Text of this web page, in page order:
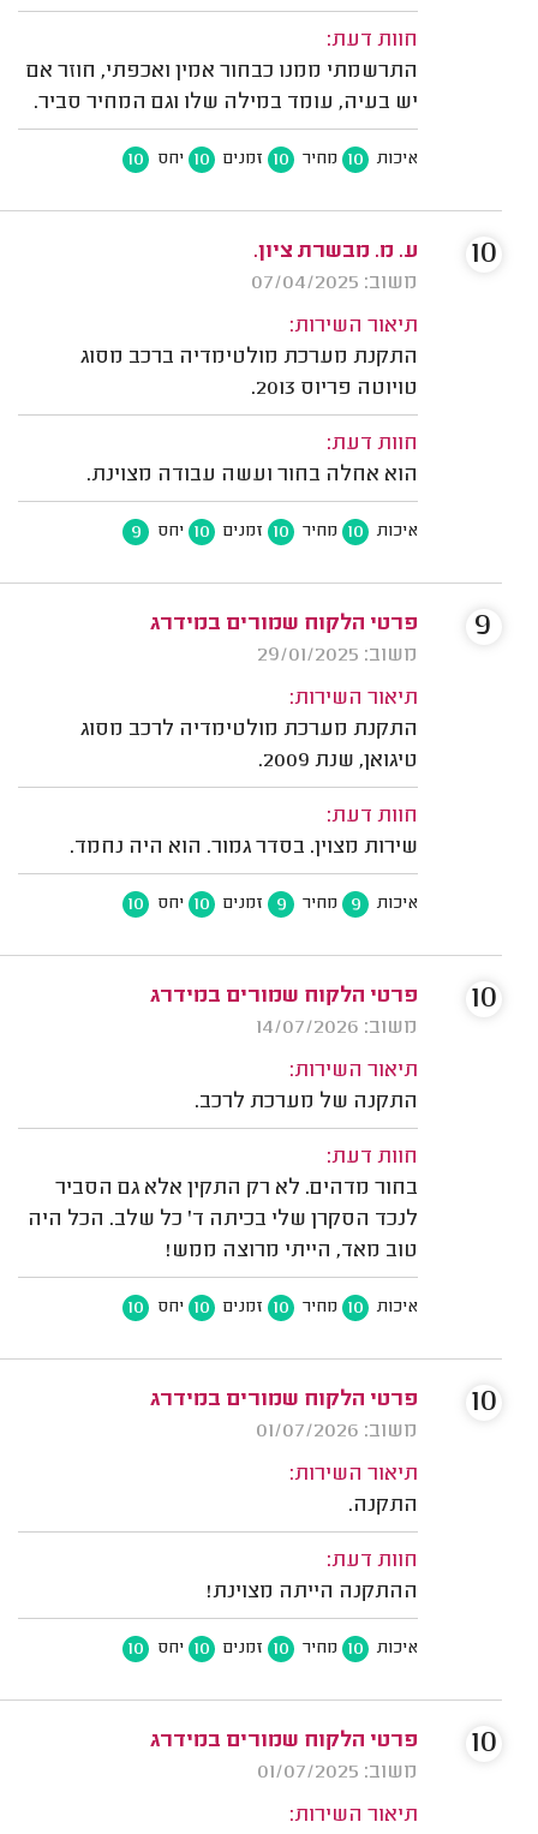
חוות דעת:
התרשמתי ממנו כבחור אמין ואכפתי, חוזר אם
יש בעיה, עומד במילה שלו וגם המחיר סביר.
איכות 10 מחיר 10 זמנים 10 יחס 10
ע. מ. מבשרת ציון.
משוב: 07/04/2025
תיאור השירות:
התקנת מערכת מולטימדיה ברכב מסוג
טויוטה פריוס 2013.
חוות דעת:
הוא אחלה בחור ועשה עבודה מצוינת.
איכות 10 מחיר 10 זמנים 10 יחס 9
10
פרטי הלקוח שמורים במידרג
משוב: 29/01/2025
תיאור השירות:
התקנת מערכת מולטימדיה לרכב מסוג
טיגואן, שנת 2009.
חוות דעת:
שירות מצוין. בסדר גמור. הוא היה נחמד.
איכות 9 מחיר 9 זמנים 10 יחס 10
9
פרטי הלקוח שמורים במידרג
משוב: 14/07/2026
תיאור השירות:
התקנה של מערכת לרכב.
חוות דעת:
בחור מדהים. לא רק התקין אלא גם הסביר
לנכד הסקרן שלי בכיתה ד' כל שלב. הכל היה
טוב מאד, הייתי מרוצה ממש!
איכות 10 מחיר 10 זמנים 10 יחס 10
10
פרטי הלקוח שמורים במידרג
משוב: 01/07/2026
תיאור השירות:
התקנה.
חוות דעת:
ההתקנה הייתה מצוינת!
איכות 10 מחיר 10 זמנים 10 יחס 10
10
פרטי הלקוח שמורים במידרג
משוב: 01/07/2025
תיאור השירות:
10